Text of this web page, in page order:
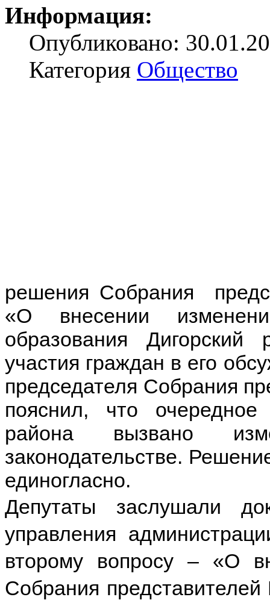
Информация:
Опубликовано:
Категория Общество
решения Собрания
«О внесении
образования
участия граждан в его
председателя Собрания
пояснил, что
района вызвано
законодательстве.
единогласно.
Депутаты заслушали
управления
второму вопросу – «О
Собрания